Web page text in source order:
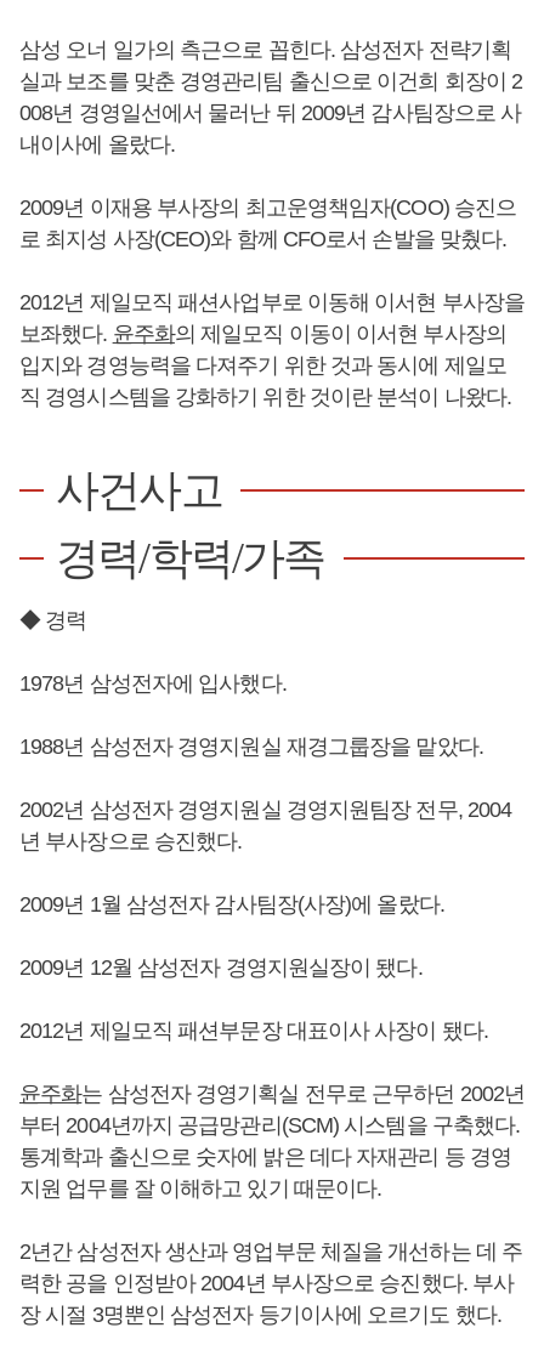
삼성 오너 일가의 측근으로 꼽힌다. 삼성전자 전략기획
실과 보조를 맞춘 경영관리팀 출신으로 이건희 회장이 2
008년 경영일선에서 물러난 뒤 2009년 감사팀장으로 사
내이사에 올랐다.
2009년 이재용 부사장의 최고운영책임자(COO) 승진으
로 최지성 사장(CEO)와 함께 CFO로서 손발을 맞췄다.
2012년 제일모직 패션사업부로 이동해 이서현 부사장을
보좌했다. 윤주화의 제일모직 이동이 이서현 부사장의
입지와 경영능력을 다져주기 위한 것과 동시에 제일모
직 경영시스템을 강화하기 위한 것이란 분석이 나왔다.
사건사고
경력/학력/가족
◆ 경력
1978년 삼성전자에 입사했다.
1988년 삼성전자 경영지원실 재경그룹장을 맡았다.
2002년 삼성전자 경영지원실 경영지원팀장 전무, 2004
년 부사장으로 승진했다.
2009년 1월 삼성전자 감사팀장(사장)에 올랐다.
2009년 12월 삼성전자 경영지원실장이 됐다.
2012년 제일모직 패션부문장 대표이사 사장이 됐다.
윤주화는 삼성전자 경영기획실 전무로 근무하던 2002년
부터 2004년까지 공급망관리(SCM) 시스템을 구축했다.
통계학과 출신으로 숫자에 밝은 데다 자재관리 등 경영
지원 업무를 잘 이해하고 있기 때문이다.
2년간 삼성전자 생산과 영업부문 체질을 개선하는 데 주
력한 공을 인정받아 2004년 부사장으로 승진했다. 부사
장 시절 3명뿐인 삼성전자 등기이사에 오르기도 했다.